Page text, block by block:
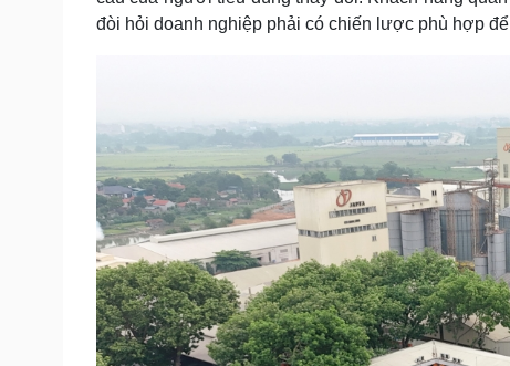
đòi hỏi doanh nghiệp phải có chiến lược phù hợp